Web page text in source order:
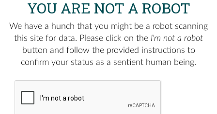
YOU ARE NOT A ROBOT
We have a hunch that you might be a robot scanning
this site for data. Please click on the I'm not a robot
button and follow the provided instructions to
confirm your status as a sentient human being.